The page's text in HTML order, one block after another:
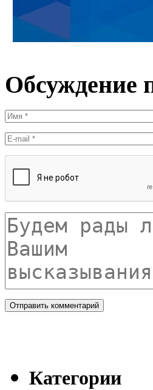
Обсуждение
Категории